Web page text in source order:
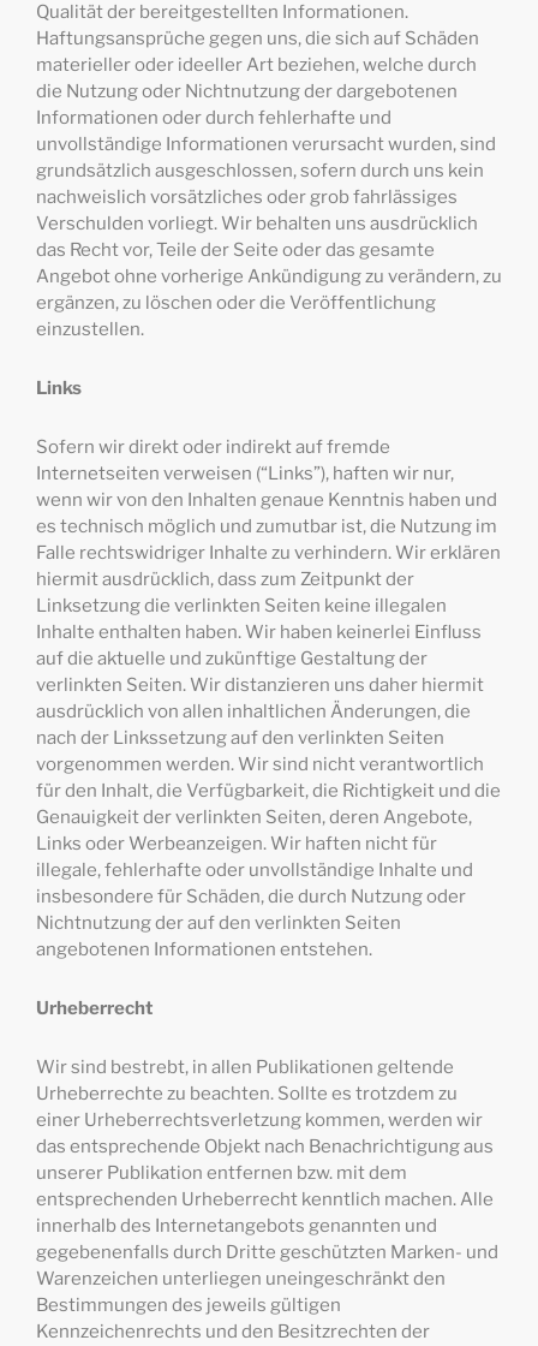
Qualität der bereitgestellten Informationen.
Haftungsansprüche gegen uns, die sich auf Schäden
materieller oder ideeller Art beziehen, welche durch
die Nutzung oder Nichtnutzung der dargebotenen
Informationen oder durch fehlerhafte und
unvollständige Informationen verursacht wurden, sind
grundsätzlich ausgeschlossen, sofern durch uns kein
nachweislich vorsätzliches oder grob fahrlässiges
Verschulden vorliegt. Wir behalten uns ausdrücklich
das Recht vor, Teile der Seite oder das gesamte
Angebot ohne vorherige Ankündigung zu verändern, zu
ergänzen, zu löschen oder die Veröffentlichung
einzustellen.
Links
Sofern wir direkt oder indirekt auf fremde
Internetseiten verweisen (“Links”), haften wir nur,
wenn wir von den Inhalten genaue Kenntnis haben und
es technisch möglich und zumutbar ist, die Nutzung im
Falle rechtswidriger Inhalte zu verhindern. Wir erklären
hiermit ausdrücklich, dass zum Zeitpunkt der
Linksetzung die verlinkten Seiten keine illegalen
Inhalte enthalten haben. Wir haben keinerlei Einfluss
auf die aktuelle und zukünftige Gestaltung der
verlinkten Seiten. Wir distanzieren uns daher hiermit
ausdrücklich von allen inhaltlichen Änderungen, die
nach der Linkssetzung auf den verlinkten Seiten
vorgenommen werden. Wir sind nicht verantwortlich
für den Inhalt, die Verfügbarkeit, die Richtigkeit und die
Genauigkeit der verlinkten Seiten, deren Angebote,
Links oder Werbeanzeigen. Wir haften nicht für
illegale, fehlerhafte oder unvollständige Inhalte und
insbesondere für Schäden, die durch Nutzung oder
Nichtnutzung der auf den verlinkten Seiten
angebotenen Informationen entstehen.
Urheberrecht
Wir sind bestrebt, in allen Publikationen geltende
Urheberrechte zu beachten. Sollte es trotzdem zu
einer Urheberrechtsverletzung kommen, werden wir
das entsprechende Objekt nach Benachrichtigung aus
unserer Publikation entfernen bzw. mit dem
entsprechenden Urheberrecht kenntlich machen. Alle
innerhalb des Internetangebots genannten und
gegebenenfalls durch Dritte geschützten Marken- und
Warenzeichen unterliegen uneingeschränkt den
Bestimmungen des jeweils gültigen
Kennzeichenrechts und den Besitzrechten der